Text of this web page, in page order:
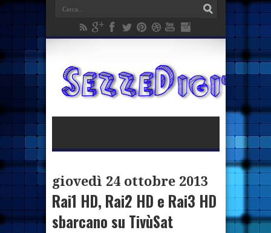
giovedì 24 ottobre 2013
Rai1 HD, Rai2 HD e Rai3 HD
sbarcano su TivùSat